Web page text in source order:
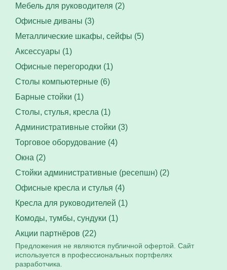
Мебель для руководителя (2)
Офисные диваны (3)
Металлические шкафы, сейфы (5)
Аксессуары (1)
Офисные перегородки (1)
Столы компьютерные (6)
Барные стойки (1)
Столы, стулья, кресла (1)
Административные стойки (3)
Торговое оборудование (4)
Окна (2)
Стойки административные (ресепшн) (2)
Офисные кресла и стулья (4)
Кресла для руководителей (1)
Комоды, тумбы, сундуки (1)
Акции партнёров (22)
Предложения не являются публичной офертой. Сайт
используется в профессиональных портфелях
разработчика.